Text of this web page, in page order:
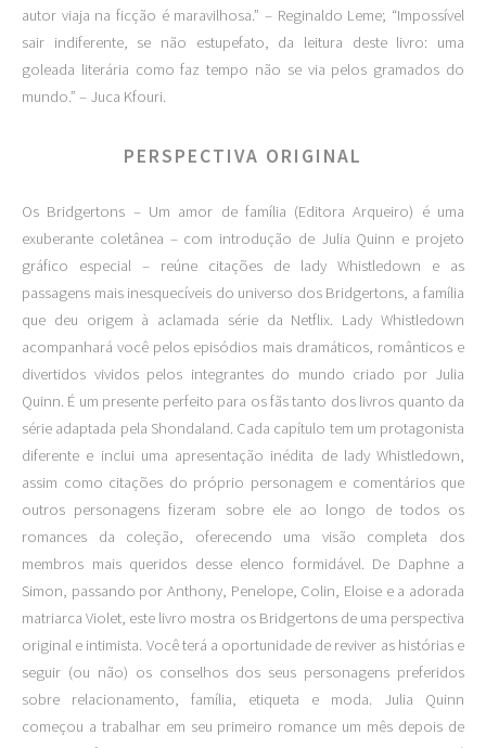
autor viaja na ficção é maravilhosa.” – Reginaldo Leme; “Impossível
sair indiferente, se não estupefato, da leitura deste livro: uma
goleada literária como faz tempo não se via pelos gramados do
mundo.” – Juca Kfouri.
PERSPECTIVA ORIGINAL
Os Bridgertons – Um amor de família (Editora Arqueiro) é uma
exuberante coletânea – com introdução de Julia Quinn e projeto
gráfico especial – reúne citações de lady Whistledown e as
passagens mais inesquecíveis do universo dos Bridgertons, a família
que deu origem à aclamada série da Netflix. Lady Whistledown
acompanhará você pelos episódios mais dramáticos, românticos e
divertidos vividos pelos integrantes do mundo criado por Julia
Quinn. É um presente perfeito para os fãs tanto dos livros quanto da
série adaptada pela Shondaland. Cada capítulo tem um protagonista
diferente e inclui uma apresentação inédita de lady Whistledown,
assim como citações do próprio personagem e comentários que
outros personagens fizeram sobre ele ao longo de todos os
romances da coleção, oferecendo uma visão completa dos
membros mais queridos desse elenco formidável. De Daphne a
Simon, passando por Anthony, Penelope, Colin, Eloise e a adorada
matriarca Violet, este livro mostra os Bridgertons de uma perspectiva
original e intimista. Você terá a oportunidade de reviver as histórias e
seguir (ou não) os conselhos dos seus personagens preferidos
sobre relacionamento, família, etiqueta e moda. Julia Quinn
começou a trabalhar em seu primeiro romance um mês depois de